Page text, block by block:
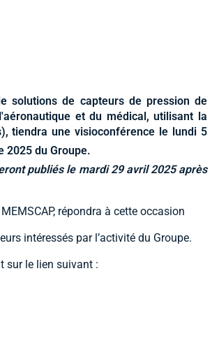
solutions de capteurs de pression de
et du médical, utilisant la
tiendra une visioconférence le lundi 5
2025 du Groupe.
publiés le mardi 29 avril 2025 après
répondra à cette occasion
intéressés par l’activité du Groupe.
sur le lien suivant :